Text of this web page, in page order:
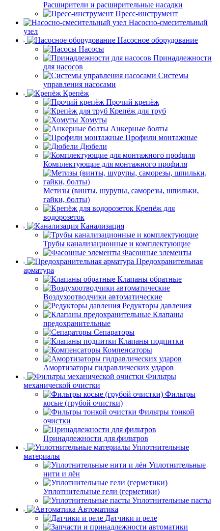
Расширители и расширительные насадки
Пресс-инструмент
Насосно-смесительный
узел
Насосное оборудование
Насосы
Принадлежности
для насосов
Системы
управления насосами
Крепёж
Прочий крепёж
Крепёж для труб
Хомуты
Анкерные болты
Профили монтажные
Дюбели
Комплектующие для монтажного профиля
Метизы (винты, шурупы, саморезы, шпильки,
гайки, болты)
Крепёж для
водорозеток
Канализация
Трубы канализационные и комплектующие
Фасонные элементы
Предохранительная
арматура
Клапаны обратные
Воздухоотводчики автоматические
Редукторы давления
Клапаны
предохранительные
Сепараторы
Клапаны подпитки
Компенсаторы
Амортизаторы гидравлических ударов
Фильтры
механической очистки
Фильтры
косые (грубой очистки)
Фильтры тонкой
очистки
Принадлежности для фильтров
Уплотнительные
материалы
Уплотнительные
нити и лён
Уплотнительные гели (герметики)
Уплотнительные пасты
Автоматика
Датчики и реле